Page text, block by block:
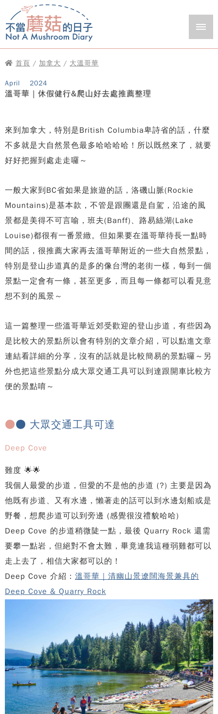
首頁 / 加拿大 / 大溫哥華
April 2024
溫哥華｜休假健行&爬山好去處推薦整理
來到加拿大，特別是British Columbia卑詩省的話，什麼
不多就是大自然景色最多哈哈哈哈！所以既然來了，就要
好好把握到處走走囉～
一般大家到BC省如果是旅遊的話，洛磯山脈(Rockie
Mountains)是基本款，不管是跟團還是自駕，沿途的風
景都是美得不可言喻，班夫(Banff)、路易絲湖(Lake
Louise)都很有一番景緻。但如果要在溫哥華待長一點時
間的話，很推薦大家再去溫哥華附近的一些大自然景點，
特別是登山步道真的是多的像台灣的老街一樣，每到一個
景點一定會有一條，甚至更多，而且每一條都可以看見意
想不到的風景～
這一篇整理一些溫哥華近郊受歡迎的登山步道，有些因為
是比較大的景點所以會有特別的文章介紹，可以點進文章
連結看詳細的分享，沒有的話就是比較簡易的景點囉～另
外也把這些景點分成大眾交通工具可以到達跟開車比較方
便的景點唷～
●● 大眾交通工具可達
Deep Cove
難度 🌟🌟
我個人最愛的步道，但愛的不是他的步道 (?) 主要是因為
他既有步道、又有水邊，懶著走的話可以到水邊划船或是
野餐，想爬步道可以到旁邊 (感覺很沒禮貌哈哈)
Deep Cove 的步道稍微陡一點，最後 Quarry Rock 還需
要攀一點岩，但絕對不會太難，畢竟連我這種弱雞都可以
走上去了，相信大家都可以的！
Deep Cove 介紹： 溫哥華｜清幽山景遼闊海景兼具的
Deep Cove & Quarry Rock